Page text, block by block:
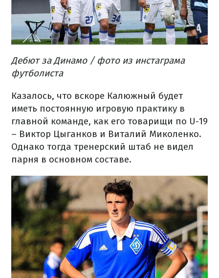
Дебют за Динамо / фото из инстаграма
футболиста
Казалось, что вскоре Калюжный будет
иметь постоянную игровую практику в
главной команде, как его товарищи по U-19
– Виктор Цыганков и Виталий Миколенко.
Однако тогда тренерский штаб не видел
парня в основном составе.